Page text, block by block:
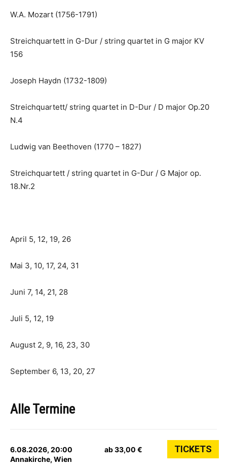
W.A. Mozart (1756-1791)
Streichquartett in G-Dur / string quartet in G major KV
156
Joseph Haydn (1732-1809)
Streichquartett/ string quartet in D-Dur / D major Op.20
N.4
Ludwig van Beethoven (1770 – 1827)
Streichquartett / string quartet in G-Dur / G Major op.
18.Nr.2
April 5, 12, 19, 26
Mai 3, 10, 17, 24, 31
Juni 7, 14, 21, 28
Juli 5, 12, 19
August 2, 9, 16, 23, 30
September 6, 13, 20, 27
Alle Termine
6.08.2026, 20:00
Annakirche, Wien
ab 33,00 € TICKETS